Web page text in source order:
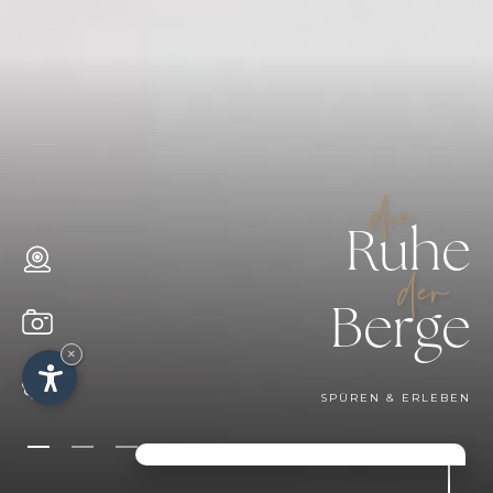
die
Ruhe
der
Berge
SPÜREN & ERLEBEN
×